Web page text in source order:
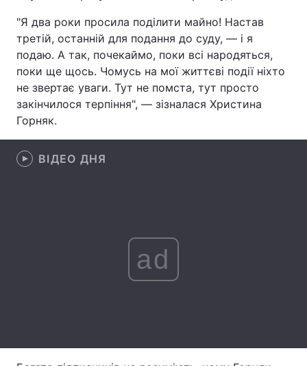
Лонгріди
Відео з Youtube Статті
Інтерв'ю Думки
Архів Вакансії
Контакти
"Я два роки просила поділити майно! Настав
третій, останній для подання до суду, — і я
подаю. А так, почекаймо, поки всі народяться,
поки ще щось. Чомусь на мої життєві події ніхто
не звертає уваги. Тут не помста, тут просто
закінчилося терпіння", — зізналася Христина
Горняк.
ВІДЕО ДНЯ
ad